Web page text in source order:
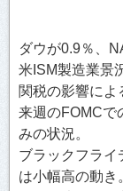
ダウが0.9％、
米ISM製造業景
関税の影響によ
来週のFOMCで
みの状況。
ブラックフライ
は小幅高の動き